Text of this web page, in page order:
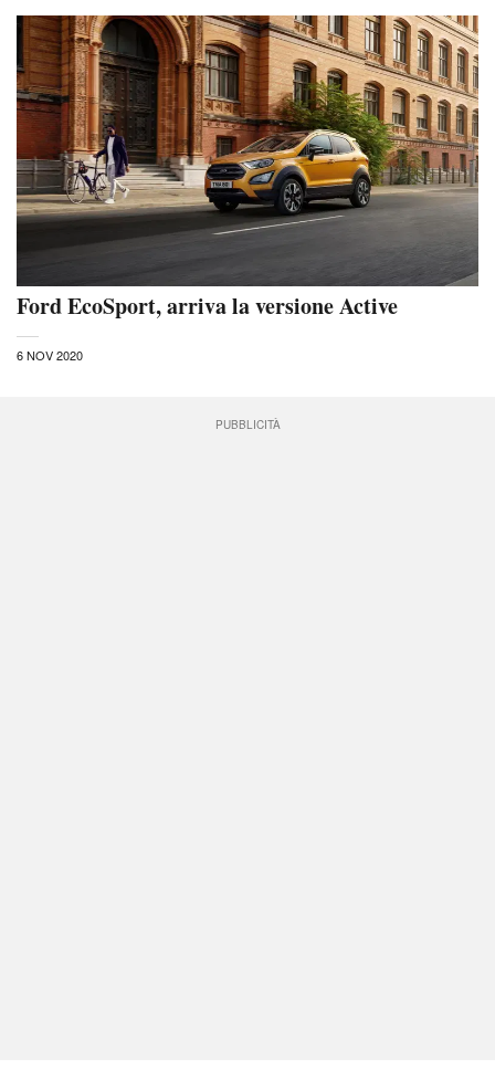
Ford EcoSport, arriva la versione Active
6 NOV 2020
PUBBLICITÀ